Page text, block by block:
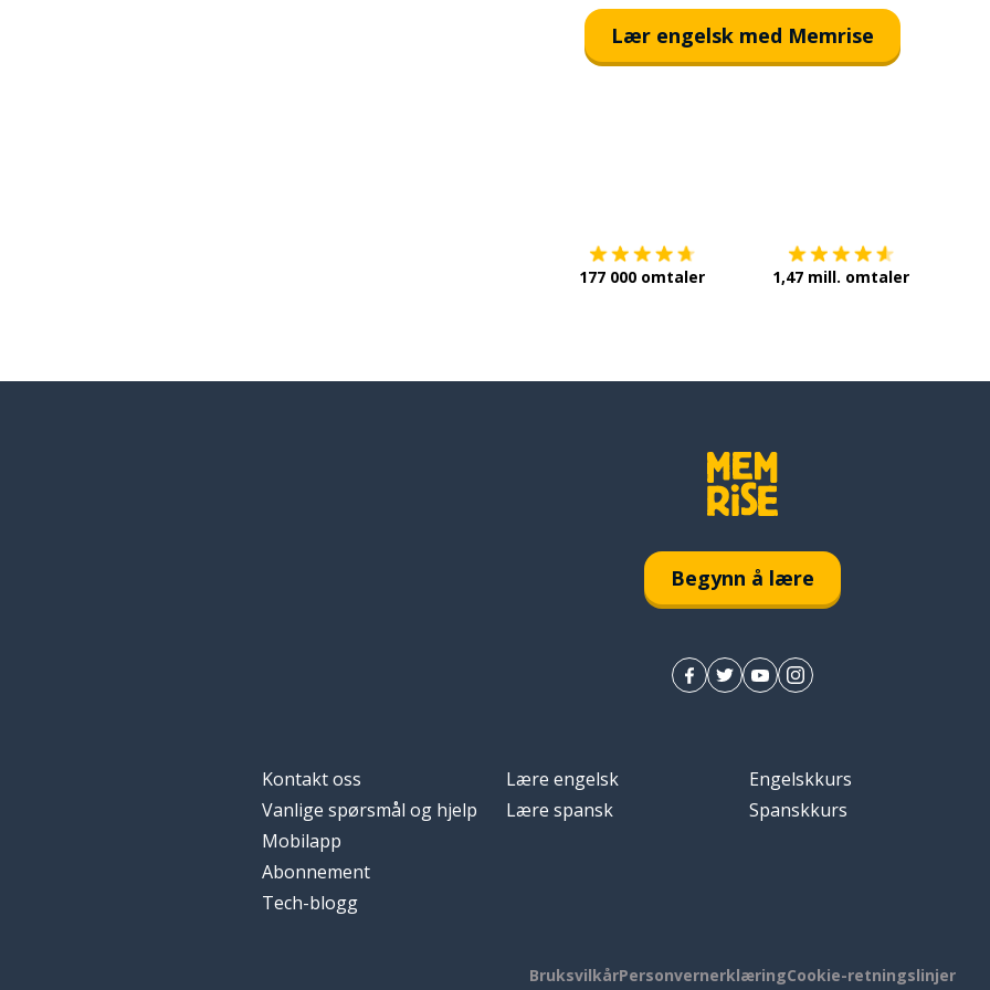
Lær engelsk med Memrise
177 000 omtaler 1,47 mill. omtaler
Begynn å lære
Kontakt oss
Vanlige spørsmål og hjelp
Mobilapp
Abonnement
Tech-blogg
Lære engelsk
Lære spansk
Engelskkurs
Spanskkurs
BruksvilkårPersonvernerklæringCookie-retningslinjer